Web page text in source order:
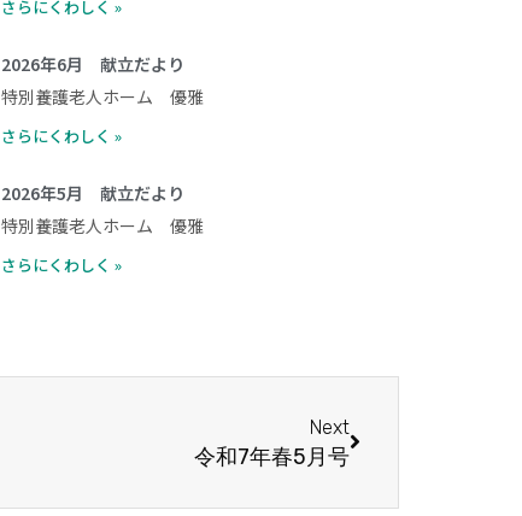
さらにくわしく »
2026年6月 献立だより
特別養護老人ホーム 優雅
さらにくわしく »
2026年5月 献立だより
特別養護老人ホーム 優雅
さらにくわしく »
Next
令和7年春5月号